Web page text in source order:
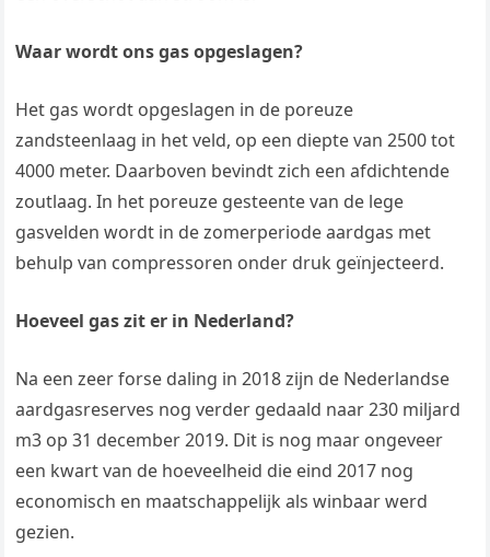
Waar wordt ons gas opgeslagen?
Het gas wordt opgeslagen in de poreuze
zandsteenlaag in het veld, op een diepte van 2500 tot
4000 meter. Daarboven bevindt zich een afdichtende
zoutlaag. In het poreuze gesteente van de lege
gasvelden wordt in de zomerperiode aardgas met
behulp van compressoren onder druk geïnjecteerd.
Hoeveel gas zit er in Nederland?
Na een zeer forse daling in 2018 zijn de Nederlandse
aardgasreserves nog verder gedaald naar 230 miljard
m3 op 31 december 2019. Dit is nog maar ongeveer
een kwart van de hoeveelheid die eind 2017 nog
economisch en maatschappelijk als winbaar werd
gezien.